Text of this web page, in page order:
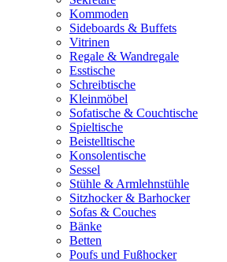
Kommoden
Sideboards & Buffets
Vitrinen
Regale & Wandregale
Esstische
Schreibtische
Kleinmöbel
Sofatische & Couchtische
Spieltische
Beistelltische
Konsolentische
Sessel
Stühle & Armlehnstühle
Sitzhocker & Barhocker
Sofas & Couches
Bänke
Betten
Poufs und Fußhocker